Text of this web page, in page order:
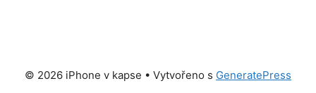
© 2026 iPhone v kapse • Vytvořeno s GeneratePress